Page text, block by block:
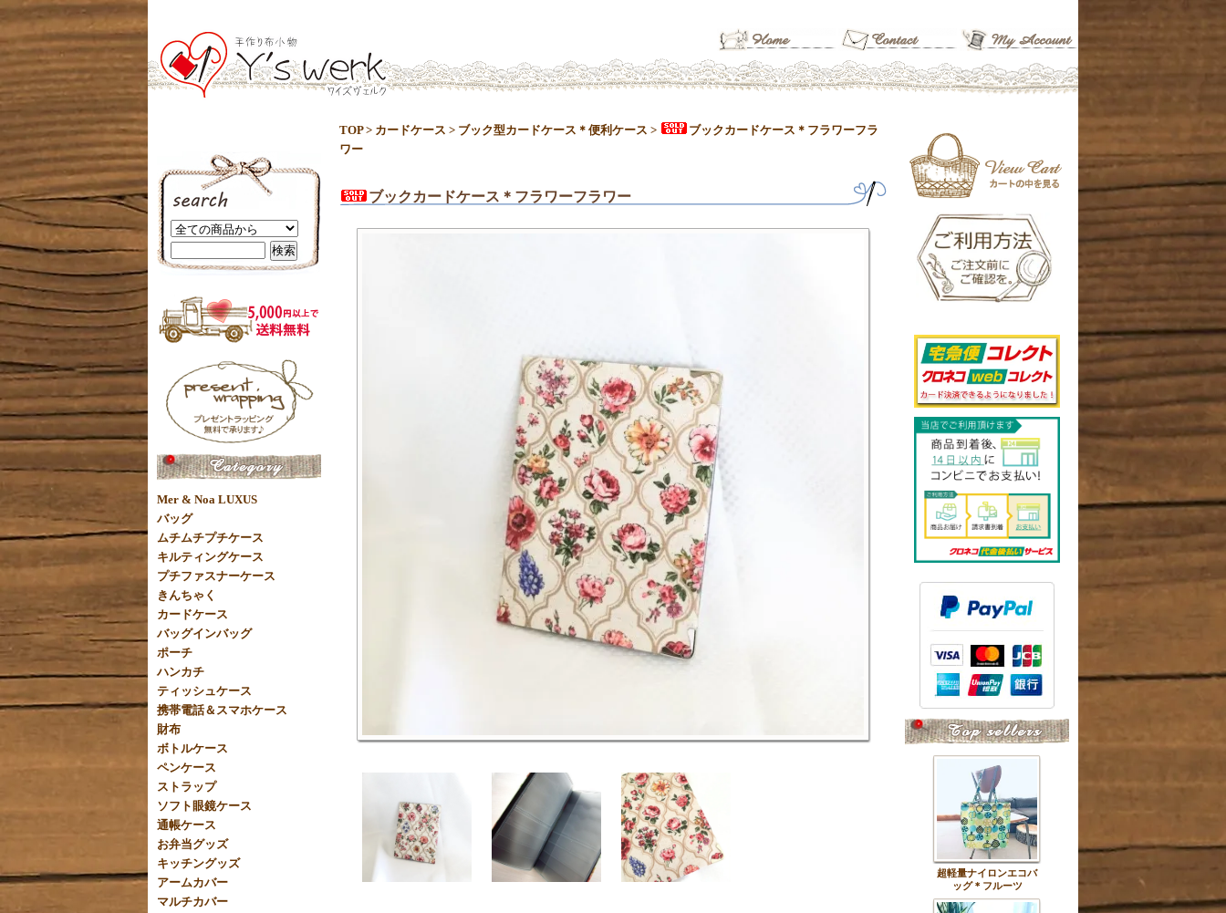
TOP> カードケース > ブック型カードケース＊便利ケース >
ブックカードケース＊フラワーフラ
ワー
ブックカードケース＊フラワーフラワー
Mer & Noa LUXUS
バッグ
ムチムチプチケース
キルティングケース
プチファスナーケース
きんちゃく
カードケース
バッグインバッグ
ポーチ
ハンカチ
ティッシュケース
携帯電話＆スマホケース
財布
ボトルケース
ペンケース
ストラップ
ソフト眼鏡ケース
通帳ケース
お弁当グッズ
キッチングッズ
アームカバー
マルチカバー
超軽量ナイロンエコバ
ッグ＊フルーツ